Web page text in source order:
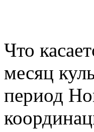
Что
месяц
период